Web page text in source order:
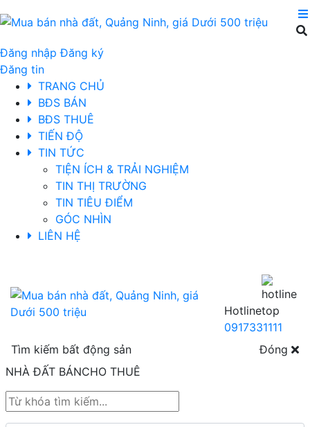
Đăng nhập Đăng ký
Đăng tin
TRANG CHỦ
BĐS BÁN
BĐS THUÊ
TIẾN ĐỘ
TIN TỨC
TIỆN ÍCH & TRẢI NGHIỆM
TIN THỊ TRƯỜNG
TIN TIÊU ĐIỂM
GÓC NHÌN
LIÊN HỆ
Hotline
0917331111
Tìm kiếm bất động sản
Đóng
NHÀ ĐẤT BÁNCHO THUÊ